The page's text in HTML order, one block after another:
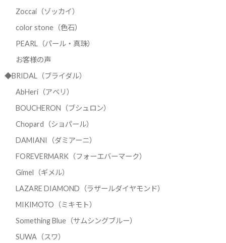
Zoccai（ゾッカイ）
color stone（色石）
PEARL（パール・真珠）
お客様の声
◆BRIDAL（ブライダル）
AbHeri（アベリ）
BOUCHERON（ブシュロン）
Chopard（ショパール）
DAMIANI（ダミアーニ）
FOREVERMARK（フォーエバーマーク）
Gimel（ギメル）
LAZARE DIAMOND（ラザールダイヤモンド）
MIKIMOTO（ミキモト）
Something Blue（サムシングブルー）
SUWA（スワ）